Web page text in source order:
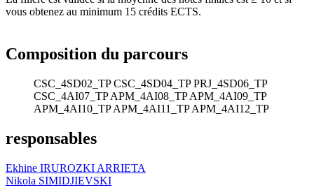
vous obtenez au minimum 15 crédits ECTS.
Composition du parcours
CSC_4SD02_TP CSC_4SD04_TP PRJ_4SD06_TP
CSC_4AI07_TP APM_4AI08_TP APM_4AI09_TP
APM_4AI10_TP APM_4AI11_TP APM_4AI12_TP
responsables
Ekhine IRUROZKI ARRIETA
Nikola SIMIDJIEVSKI